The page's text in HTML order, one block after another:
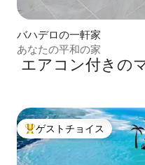
バハデロの一軒家
あなたの平和の家
エアコン付きの
大好評のゲストチョイスで
ゲストチョイス